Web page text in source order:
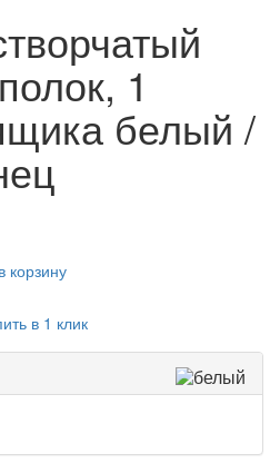
1
белый /
в корзину
в 1 клик